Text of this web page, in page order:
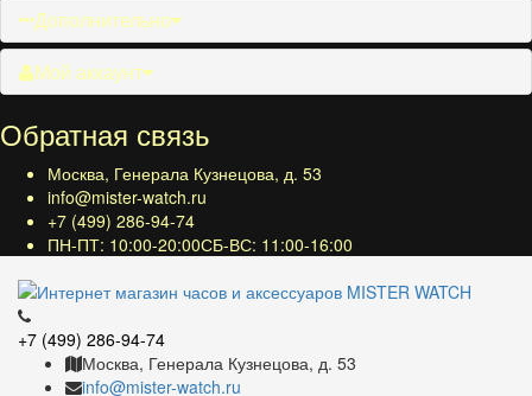
Дополнительно
Мой аккаунт
Обратная связь
Москва, Генерала Кузнецова, д. 53
info@mister-watch.ru
+7 (499) 286-94-74
ПН-ПТ: 10:00-20:00СБ-ВС: 11:00-16:00
+7 (499) 286-94-74
Москва, Генерала Кузнецова, д. 53
info@mister-watch.ru